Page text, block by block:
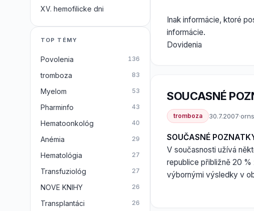
Inak informácie, ktoré
informácie.
Dovidenia
SOUCASNÉ
tromboza 30.7.2007·
SOUČASNÉ
V současnosti užívá
republice přibližně 20
výbornými výsledky v
XV. hemofilicke dni
TOP TÉMY
Povolenia 136
tromboza 83
Myelom 53
Pharminfo 43
Hematoonkológ 40
Anémia 29
Hematológia 27
Transfuziológ 27
NOVE KNIHY 26
Transplantáci 26